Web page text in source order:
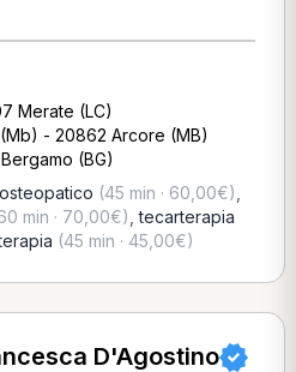
Merate (LC)
- 20862 Arcore (MB)
(BG)
(45 min · 60,00€)
min · 70,00€) ,tecarterapia
(45 min · 45,00€)
D'Agostino